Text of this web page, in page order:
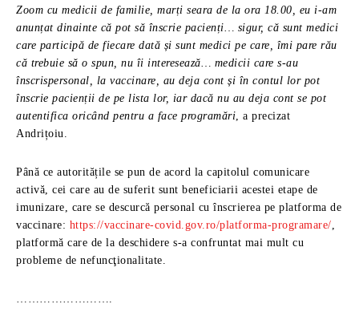
Zoom cu medicii de familie, marți seara de la ora 18.00, eu i-am
anunțat dinainte că pot să înscrie pacienți… sigur, că sunt medici
care participă de fiecare dată și sunt medici pe care, îmi pare rău
că trebuie să o spun, nu îi interesează… medicii care s-au
înscrispersonal, la vaccinare, au deja cont și în contul lor pot
înscrie pacienții de pe lista lor, iar dacă nu au deja cont se pot
autentifica oricând pentru a face programări, a precizat
Andrițoiu.
Până ce autoritățile se pun de acord la capitolul comunicare
activă, cei care au de suferit sunt beneficiarii acestei etape de
imunizare, care se descurcă personal cu înscrierea pe platforma de
vaccinare: https://vaccinare-covid.gov.ro/platforma-programare/,
platformă care de la deschidere s-a confruntat mai mult cu
probleme de nefuncţionalitate.
…………………….